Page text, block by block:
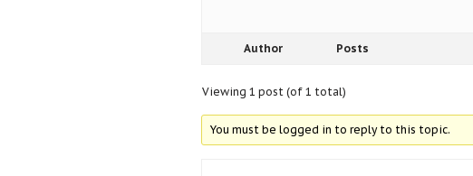
Author Posts
Viewing 1 post (of 1 total)
You must be logged in to reply to this topic.